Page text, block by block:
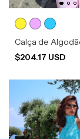
Calça de
$204.17 USD